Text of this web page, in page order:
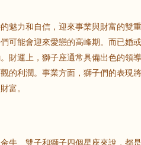
魅力和自信，迎來事業與財富的雙
可能會迎來愛戀的高峰期。而已婚
財運上，獅子座通常具備出色的領
的利潤。事業方面，獅子們的表現
富。
牛、雙子和獅子四個星座來說，都